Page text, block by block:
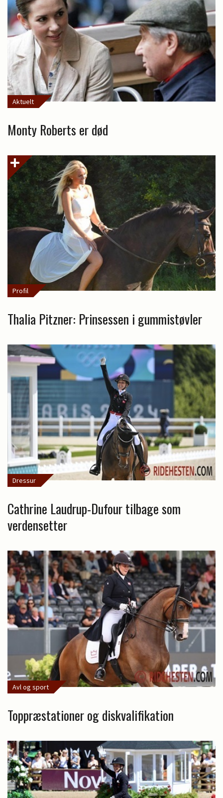
Aktuelt
Monty Roberts er død
Profil
Thalia Pitzner: Prinsessen i gummistøvler
Dressur
Cathrine Laudrup-Dufour tilbage som
verdensetter
Avl og sport
Toppræstationer og diskvalifikation